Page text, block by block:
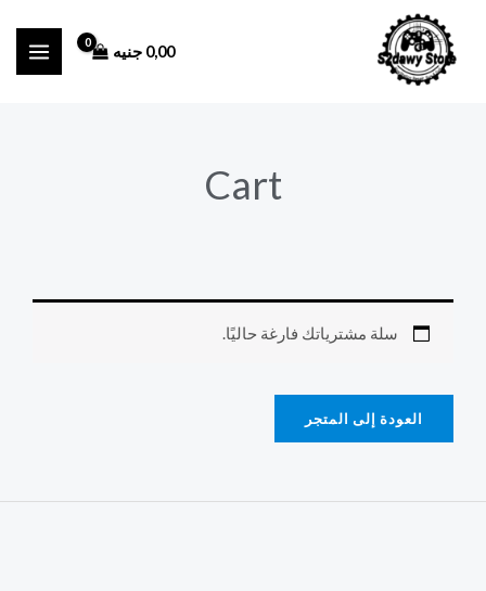
المحتوى
0,00 جنيه
Cart
سلة مشترياتك فارغة حاليًا.
العودة إلى المتجر